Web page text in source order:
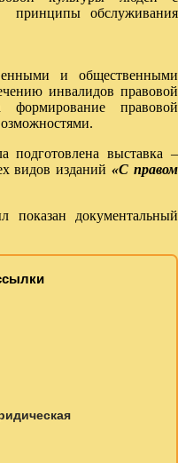
принципы обслуживания
и общественными
инвалидов правовой
правовой
подготовлена выставка –
видов изданий«С правом
документальный